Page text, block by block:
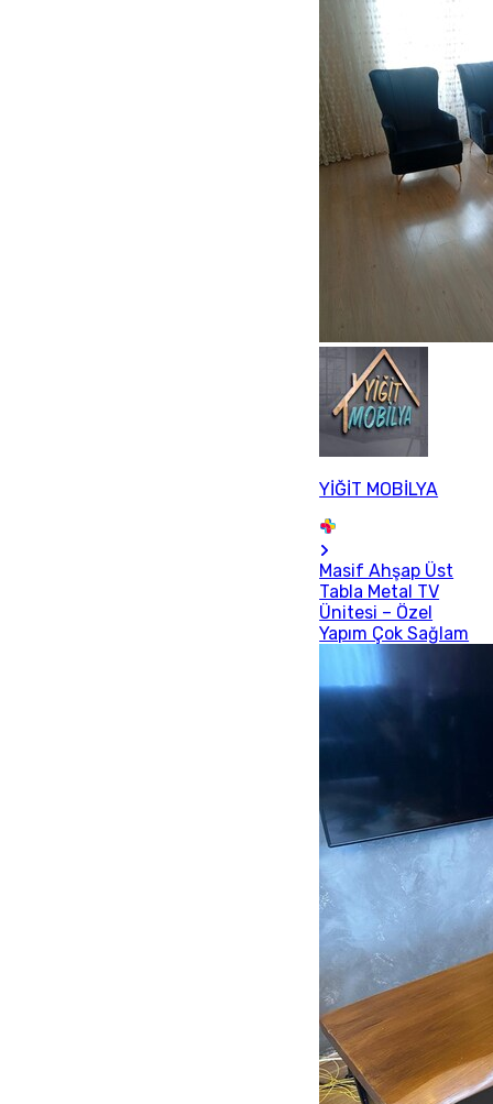
YİĞİT MOBİLYA
Masif Ahşap Üst
Tabla Metal TV
Ünitesi – Özel
Yapım Çok Sağlam